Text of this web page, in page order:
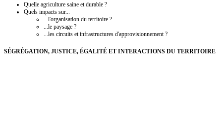
Quelle agriculture saine et durable ?
Quels impacts sur...
...l'organisation du territoire ?
...le paysage ?
...les circuits et infrastructures d'approvisionnement ?
SÉGRÉGATION, JUSTICE, ÉGALITÉ ET INTERACTIONS DU TERRITOIRE